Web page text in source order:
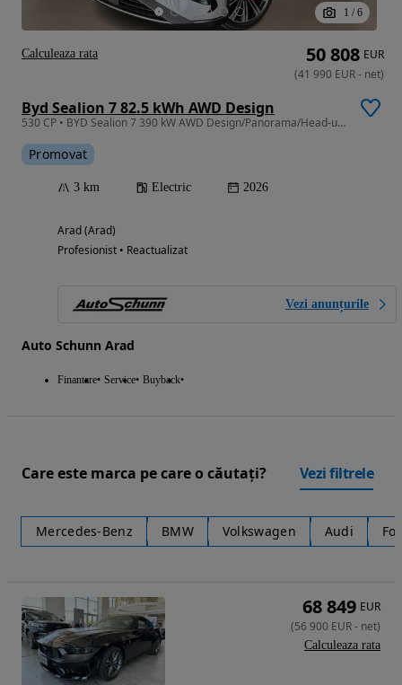
1 / 6
Byd Sealion 7 82.5 kWh AWD Design
530 CP • BYD Sealion 7 390 kW AWD Design/Panorama/Head-up/360
Promovat
3 km Electric 2026
Arad (Arad)
Profesionist • Reactualizat
Vezi anunțurile
Auto Schunn Arad
Finantare Service Buyback
50 808 EUR
(41 990 EUR- net)
Calculeaza rata
Care este marca pe care o căutați? Vezi filtrele
Mercedes-Benz BMW Volkswagen Audi
68 849 EUR
(56 900 EUR- net)
Calculeaza rata